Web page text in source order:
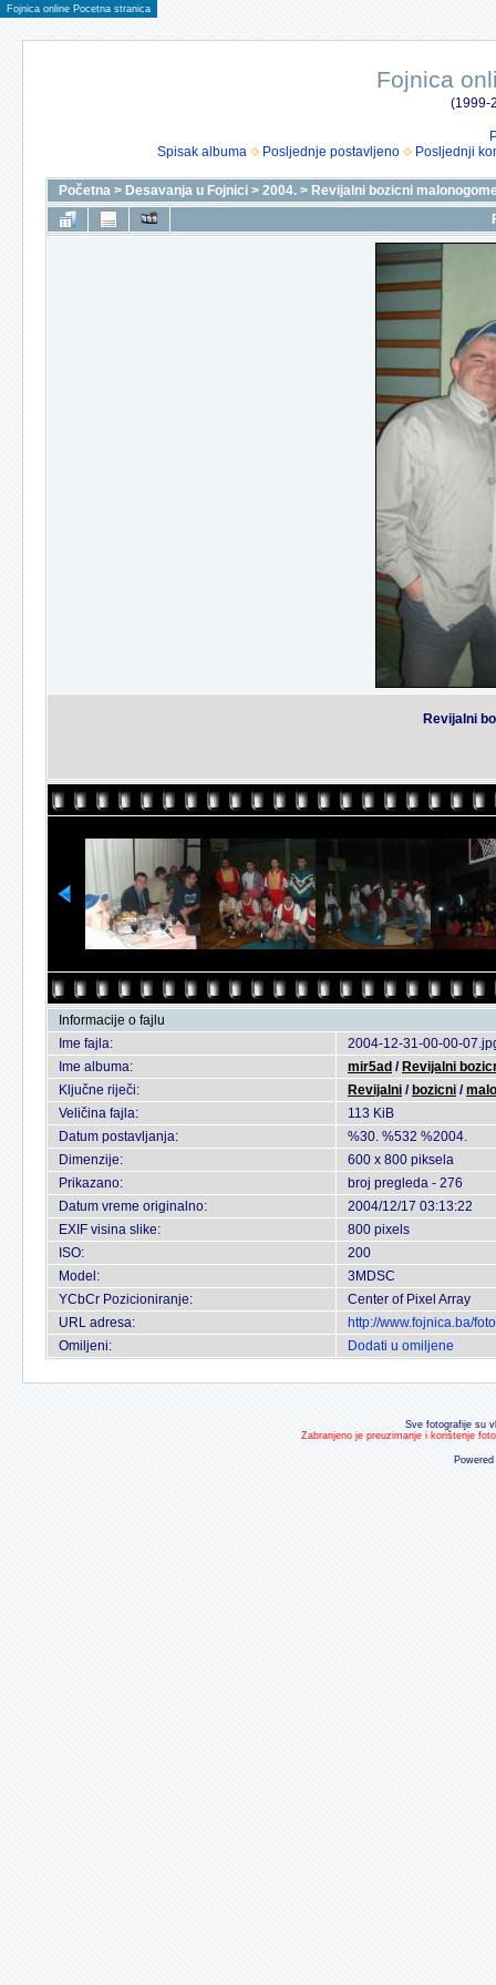
Fojnica online Pocetna stranica
Fojnica
(1999-
Spisak albuma
Posljednje postavljeno Posljednji
Početna > Desavanja u Fojnici > 2004. > Revijalni bozicni
Revijalni
Informacije o fajlu
Ime fajla:
2004-12-31-00-00-
Ime albuma:
mir5ad / Revijalni
Ključne riječi:
Revijalni / bozicni /
Veličina fajla:
113 KiB
Datum postavljanja:
%30. %532 %2004.
Dimenzije:
600 x 800 piksela
Prikazano:
broj pregleda - 276
Datum vreme originalno:
2004/12/17 03:13:22
EXIF visina slike:
800 pixels
ISO:
200
Model:
3MDSC
YCbCr Pozicioniranje:
Center of Pixel Array
URL adresa:
http://www.fojnica.ba/
Omiljeni:
Dodati u omiljene
Sve fotografije su
Zabranjeno je preuzimanje i korištenje